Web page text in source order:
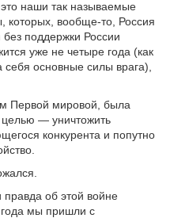
наши так называемые
которых, вообще-то, Россия
поддержки России
уже не четыре года (как
себя основные силы врага),
Первой мировой, была
целью — уничтожить
конкурента и попутно
правда об этой войне
года мы пришли с